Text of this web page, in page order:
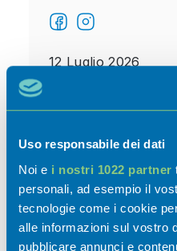
Uso responsabile dei dati
Noi e i nostri 1022 partner
personali, ad esempio il
tecnologie come i cookie
alle informazioni sul vostro
pubblicare annunci e
12 Luglio 2026